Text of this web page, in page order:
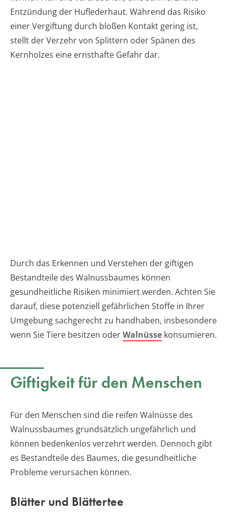
Entzündung der Huflederhaut. Während das Risiko
einer Vergiftung durch bloßen Kontakt gering ist,
stellt der Verzehr von Splittern oder Spänen des
Kernholzes eine ernsthafte Gefahr dar.
Durch das Erkennen und Verstehen der giftigen
Bestandteile des Walnussbaumes können
gesundheitliche Risiken minimiert werden. Achten Sie
darauf, diese potenziell gefährlichen Stoffe in Ihrer
Umgebung sachgerecht zu handhaben, insbesondere
wenn Sie Tiere besitzen oderWalnüsse konsumieren.
Giftigkeit für den Menschen
Für den Menschen sind die reifen Walnüsse des
Walnussbaumes grundsätzlich ungefährlich und
können bedenkenlos verzehrt werden. Dennoch gibt
es Bestandteile des Baumes, die gesundheitliche
Probleme verursachen können.
Blätter und Blättertee